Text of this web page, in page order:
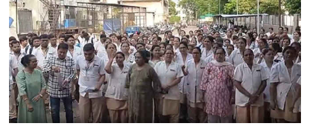
देशभर में संगठन का विस्तार छत्रपति संभाजीनगर।
कॉकरोच जनता पार्टी (सीजेपी) ने अपनी पहली राष्ट्रीय
कार्यकारिणी की घोषणा कर
अरुणाचल प्रदेश: जेपी
नड्डा ने बाढ़ प्रभावित इलाकों का किया दौरा, समीक्षा
बैठक की
मुंबई: शुरू हुआ ब्रिक्स वेव्स बाजार 2026,
रचनात्मक क्षेत्र में सहयोग और निवेश बढ़ाने पर